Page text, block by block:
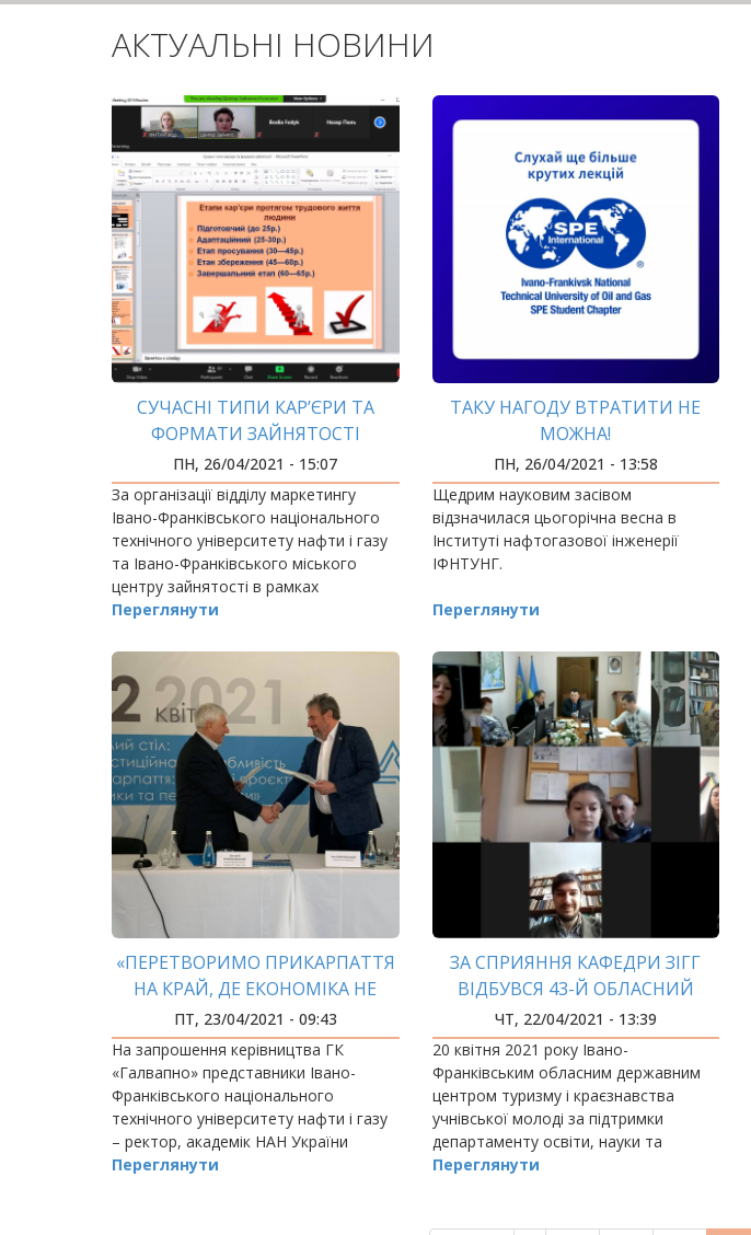
АКТУАЛЬНІ НОВИНИ
СУЧАСНІ ТИПИ КАР’ЄРИ ТА
ФОРМАТИ ЗАЙНЯТОСТІ
ПН, 26/04/2021 - 15:07
За організації відділу маркетингу
Івано-Франківського національного
технічного університету нафти і газу
та Івано-Франківського міського
центру зайнятості в рамках
триденного онлайн-марафону «Будуй
Переглянути
ТАКУ НАГОДУ ВТРАТИТИ НЕ
МОЖНА!
ПН, 26/04/2021 - 13:58
Щедрим науковим засівом
відзначилася цьогорічна весна в
Інституті нафтогазової інженерії
ІФНТУНГ.
Переглянути
«ПЕРЕТВОРИМО ПРИКАРПАТТЯ
НА КРАЙ, ДЕ ЕКОНОМІКА НЕ
ЗНИЩУЄ ПРИРОДУ!»
ПТ, 23/04/2021 - 09:43
На запрошення керівництва ГК
«Галвапно» представники Івано-
Франківського національного
технічного університету нафти і газу
– ректор, академік НАН України
Євстахі
Переглянути
ЗА СПРИЯННЯ КАФЕДРИ ЗІГГ
ВІДБУВСЯ 43-Й ОБЛАСНИЙ
ЗЛІТ-ЗМАГАННЯ ЮНИХ
ГЕОЛОГІВ
ЧТ, 22/04/2021 - 13:39
20 квітня 2021 року Івано-
Франківським обласним державним
центром туризму і краєзнавства
учнівської молоді за підтримки
департаменту освіти, науки та
молодіжної політики Івано-
Переглянути